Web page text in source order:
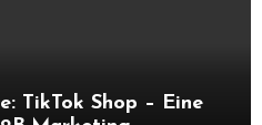
TikTok Shop – Eine